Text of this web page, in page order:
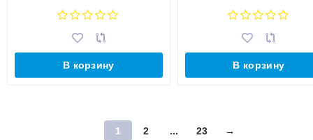
В корзину В корзину
1 2 ... 23 →